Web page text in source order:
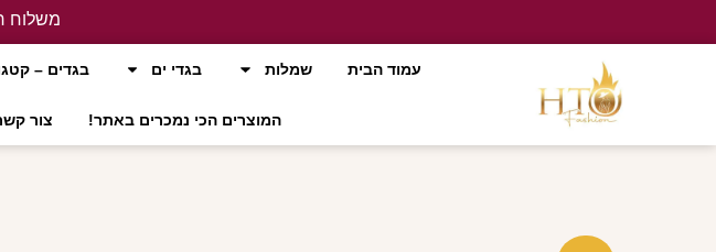
משלוח
עמוד הבית
שמלות בגדי ים בגדים –
המוצרים הכי נמכרים באתר! צור